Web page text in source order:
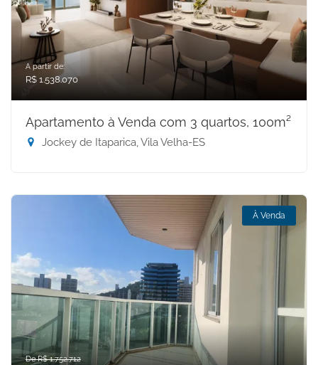
A partir de:
R$ 1.538.070
Apartamento à Venda com 3 quartos, 100m²
Jockey de Itaparica, Vila Velha-ES
À Venda
De R$ 1.752.712